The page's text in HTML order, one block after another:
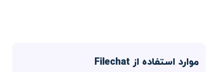
موارد استفاده از Filechat